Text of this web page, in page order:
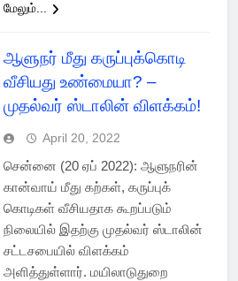
மேலும்...
ஆளுநர் மீது கருப்புக்கொடி
வீசியது உண்மையா? –
முதல்வர் ஸ்டாலின் விளக்கம்!
April 20, 2022
சென்னை (20 ஏப் 2022): ஆளுநரின்
கான்வாய் மீது கற்கள், கருப்புக்
கொடிகள் வீசியதாக கூறப்படும்
நிலையில் இதற்கு முதல்வர் ஸ்டாலின்
சட்டசபையில் விளக்கம்
அளித்துள்ளார். மயிலாடுதுறை